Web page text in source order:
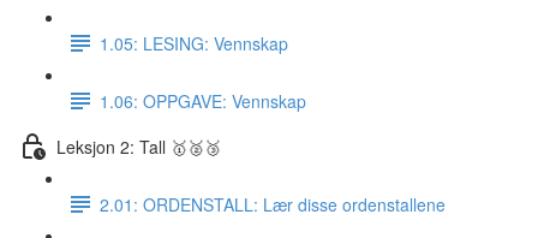
1.05: LESING: Vennskap
1.06: OPPGAVE: Vennskap
Leksjon 2: Tall 🥇🥈🥉
2.01: ORDENSTALL: Lær disse ordenstallene